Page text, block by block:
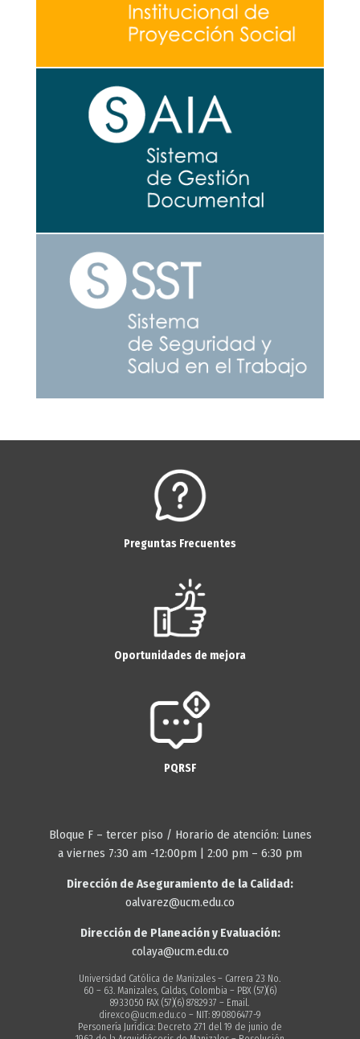
Preguntas Frecuentes
Oportunidades de mejora
PQRSF
Bloque F – tercer piso / Horario de atención: Lunes
a viernes 7:30 am -12:00pm | 2:00 pm – 6:30 pm
Dirección de Aseguramiento de la Calidad:
oalvarez@ucm.edu.co
Dirección de Planeación y Evaluación:
colaya@ucm.edu.co
Universidad Católica de Manizales – Carrera 23 No.
60 – 63. Manizales, Caldas, Colombia – PBX (57)(6)
8933050 FAX (57)(6) 8782937 – Email.
direxco@ucm.edu.co – NIT: 890806477-9
Personería Jurídica: Decreto 271 del 19 de junio de